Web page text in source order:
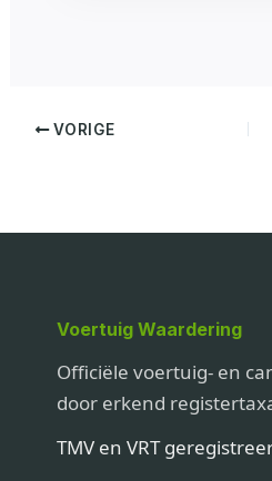
VORIGE
Voertuig Waardering
Officiële voertuig- en
door erkend
TMV en VRT